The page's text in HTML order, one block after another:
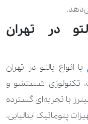
520.000 تومان
190.000 تومان
در تهران
یا انواع پالتو در تهران
تکنولوژی شستشو و
با تجربه‌ای گسترده
پنوماتیک ایتالیایی،